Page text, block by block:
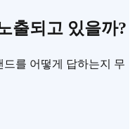
출되고 있을까?
드를 어떻게 답하는지 무